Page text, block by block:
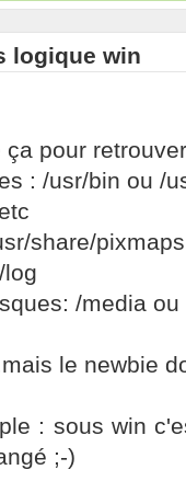
logique win
pour
: /usr/bin ou /
share/
log
/media
le newbie
: sous win
;-)